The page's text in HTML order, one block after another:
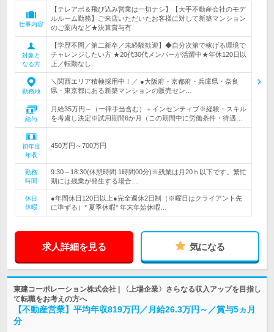
仕事内容
【テレアポ＆飛び込み営業は一切ナシ】【大手不動産会社のモデ
ルルーム勤務】ご来店いただいたお客様に対して新築マンション
のご案内など★決算賞与有
対象と
なる方
【学歴不問／第二新卒／未経験歓迎】◆自分次第で稼げる環境で
チャレンジしたい方 ★20代30代メンバーが活躍中★年休120日以
上／転勤なし
勤務地
＼関西エリア積極採用中！／ ●大阪府・京都府・兵庫県・奈良
県・東京都にある新築マンションの販売セン…
給与
月給35万円～（一律手当含む）＋インセンティブ※経験・スキル
を考慮し決定※試用期間6か月（この期間中に労働条件・待遇…
初年度
年収
450万円～700万円
勤務
時間
9:30～18:30(休憩時間 1時間00分)※残業は月20ｈ以下です。繁忙
期には残業が発生する場合…
休日
休暇
●年間休日120日以上●完全週休2日制（※曜日はクライアント先
に準ずる）* 夏季休暇* 年末年始休暇…
求人詳細を見る 気になる
東建コーポレーション株式会社 | 〈上場企業〉さらなる収入アップを目指し
て転職をお考えの方へ
【不動産営業】平均年収819万円／月給26.3万円～／賞与5ヵ月
分